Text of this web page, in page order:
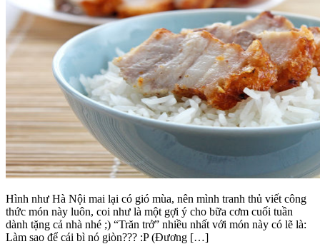
Hình như Hà Nội mai lại có gió mùa, nên mình tranh thủ viết công
thức món này luôn, coi như là một gợi ý cho bữa cơm cuối tuần
dành tặng cả nhà nhé ;) “Trăn trở” nhiều nhất với món này có lẽ là:
Làm sao để cái bì nó giòn??? :P (Đương […]